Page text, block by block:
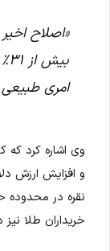
امری
وی اشاره کرد
و افزایش ارزش
نقره در محدوده
خریداران طلا